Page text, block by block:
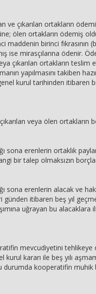
ortakların
ölen ortakların ödemiş
maddenin birinci fıkrasının
ise mirasçılarına ödenir.
çıkarılan ortakların
yapılmasını takiben
kurul tarihinden itibaren
veya ölen ortakların
erenlerin ortaklık
bir talep olmaksızın
erenlerin alacak ve
günden itibaren beş yıl
uğrayan bu alacaklara
mevcudiyetini tehlikeye
kurul kararı ile beş yılı
durumda kooperatifin